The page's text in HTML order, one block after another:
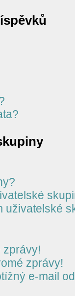
uživatelské
zprávy!
zprávy!
e-mail